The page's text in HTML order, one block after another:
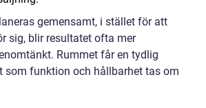
gemensamt, i stället för att
sig, blir resultatet ofta mer
Rummet får en tydlig
som funktion och hållbarhet tas om